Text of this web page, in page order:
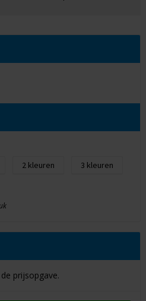
2
3
prijsopgave.